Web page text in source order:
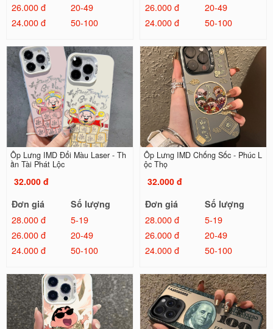
26.000 đ
20-49
24.000 đ
50-100
26.000 đ
20-49
24.000 đ
50-100
Ốp Lưng IMD Đổi Màu Laser - Th
ần Tài Phát Lộc
32.000 đ
Đơn giá
Số lượng
28.000 đ
5-19
26.000 đ
20-49
24.000 đ
50-100
Ốp Lưng IMD Chống Sốc - Phúc L
ộc Thọ
32.000 đ
Đơn giá
Số lượng
28.000 đ
5-19
26.000 đ
20-49
24.000 đ
50-100